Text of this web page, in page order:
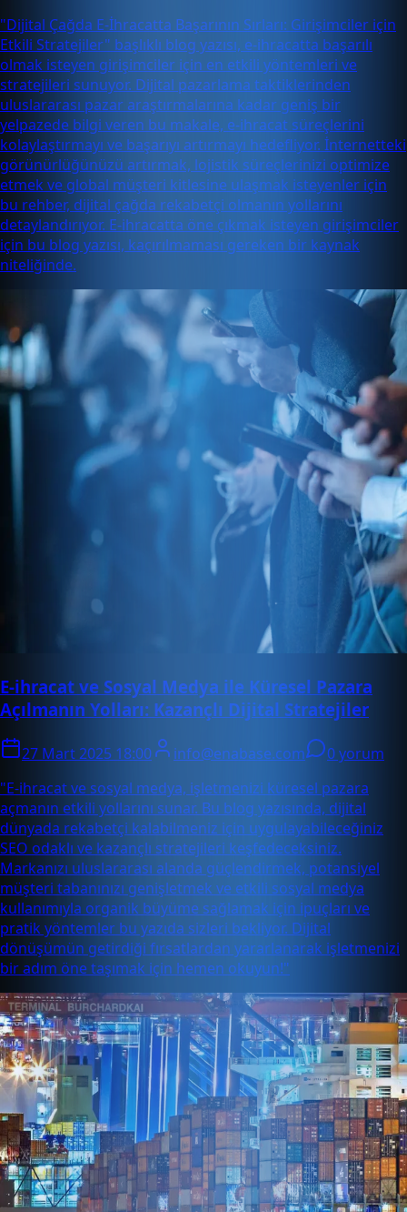
"Dijital Çağda E-İhracatta Başarının Sırları: Girişimciler için
Etkili Stratejiler" başlıklı blog yazısı, e-ihracatta başarılı
olmak isteyen girişimciler için en etkili yöntemleri ve
stratejileri sunuyor. Dijital pazarlama taktiklerinden
uluslararası pazar araştırmalarına kadar geniş bir
yelpazede bilgi veren bu makale, e-ihracat süreçlerini
kolaylaştırmayı ve başarıyı artırmayı hedefliyor. İnternetteki
görünürlüğünüzü artırmak, lojistik süreçlerinizi optimize
etmek ve global müşteri kitlesine ulaşmak isteyenler için
bu rehber, dijital çağda rekabetçi olmanın yollarını
detaylandırıyor. E-ihracatta öne çıkmak isteyen girişimciler
için bu blog yazısı, kaçırılmaması gereken bir kaynak
niteliğinde.
E-ihracat ve Sosyal Medya ile Küresel Pazara
Açılmanın Yolları: Kazançlı Dijital Stratejiler
27 Mart 2025 18:00 info@enabase.com
0 yorum
"E-ihracat ve sosyal medya, işletmenizi küresel pazara
açmanın etkili yollarını sunar. Bu blog yazısında, dijital
dünyada rekabetçi kalabilmeniz için uygulayabileceğiniz
SEO odaklı ve kazançlı stratejileri keşfedeceksiniz.
Markanızı uluslararası alanda güçlendirmek, potansiyel
müşteri tabanınızı genişletmek ve etkili sosyal medya
kullanımıyla organik büyüme sağlamak için ipuçları ve
pratik yöntemler bu yazıda sizleri bekliyor. Dijital
dönüşümün getirdiği fırsatlardan yararlanarak işletmenizi
bir adım öne taşımak için hemen okuyun!"